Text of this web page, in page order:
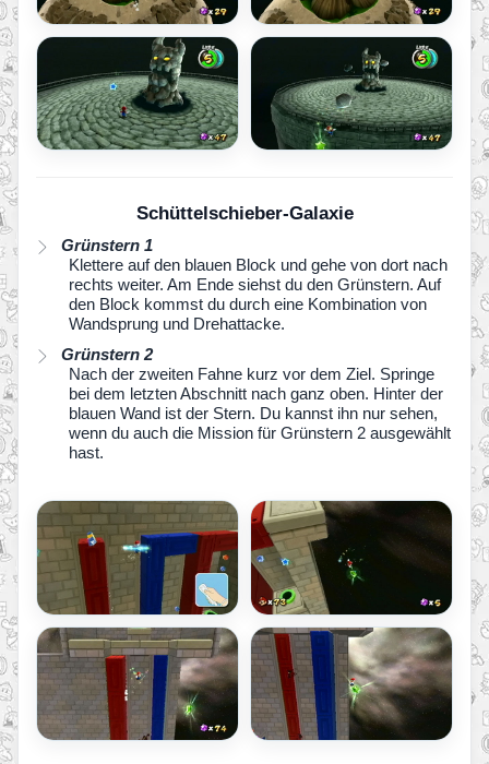
Schüttelschieber-Galaxie
Grünstern 1
Klettere auf den blauen Block und gehe von dort nach
rechts weiter. Am Ende siehst du den Grünstern. Auf
den Block kommst du durch eine Kombination von
Wandsprung und Drehattacke.
Grünstern 2
Nach der zweiten Fahne kurz vor dem Ziel. Springe
bei dem letzten Abschnitt nach ganz oben. Hinter der
blauen Wand ist der Stern. Du kannst ihn nur sehen,
wenn du auch die Mission für Grünstern 2 ausgewählt
hast.